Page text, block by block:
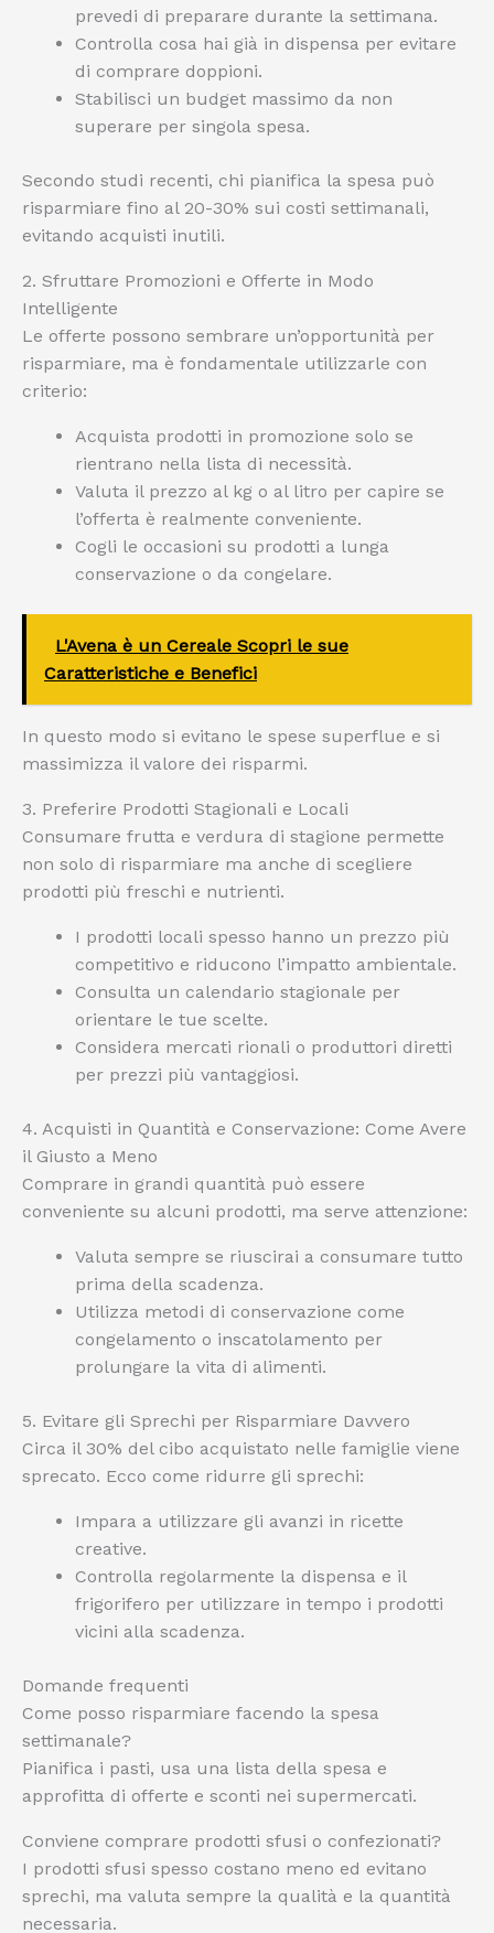
prevedi di preparare durante la settimana.
Controlla cosa hai già in dispensa per evitare
di comprare doppioni.
Stabilisci un budget massimo da non
superare per singola spesa.
Secondo studi recenti, chi pianifica la spesa può
risparmiare fino al 20-30% sui costi settimanali,
evitando acquisti inutili.
2. Sfruttare Promozioni e Offerte in Modo
Intelligente
Le offerte possono sembrare un’opportunità per
risparmiare, ma è fondamentale utilizzarle con
criterio:
Acquista prodotti in promozione solo se
rientrano nella lista di necessità.
Valuta il prezzo al kg o al litro per capire se
l’offerta è realmente conveniente.
Cogli le occasioni su prodotti a lunga
conservazione o da congelare.
L'Avena è un Cereale Scopri le sue
Caratteristiche e Benefici
In questo modo si evitano le spese superflue e si
massimizza il valore dei risparmi.
3. Preferire Prodotti Stagionali e Locali
Consumare frutta e verdura di stagione permette
non solo di risparmiare ma anche di scegliere
prodotti più freschi e nutrienti.
I prodotti locali spesso hanno un prezzo più
competitivo e riducono l’impatto ambientale.
Consulta un calendario stagionale per
orientare le tue scelte.
Considera mercati rionali o produttori diretti
per prezzi più vantaggiosi.
4. Acquisti in Quantità e Conservazione: Come Avere
il Giusto a Meno
Comprare in grandi quantità può essere
conveniente su alcuni prodotti, ma serve attenzione:
Valuta sempre se riuscirai a consumare tutto
prima della scadenza.
Utilizza metodi di conservazione come
congelamento o inscatolamento per
prolungare la vita di alimenti.
5. Evitare gli Sprechi per Risparmiare Davvero
Circa il 30% del cibo acquistato nelle famiglie viene
sprecato. Ecco come ridurre gli sprechi:
Impara a utilizzare gli avanzi in ricette
creative.
Controlla regolarmente la dispensa e il
frigorifero per utilizzare in tempo i prodotti
vicini alla scadenza.
Domande frequenti
Come posso risparmiare facendo la spesa
settimanale?
Pianifica i pasti, usa una lista della spesa e
approfitta di offerte e sconti nei supermercati.
Conviene comprare prodotti sfusi o confezionati?
I prodotti sfusi spesso costano meno ed evitano
sprechi, ma valuta sempre la qualità e la quantità
necessaria.